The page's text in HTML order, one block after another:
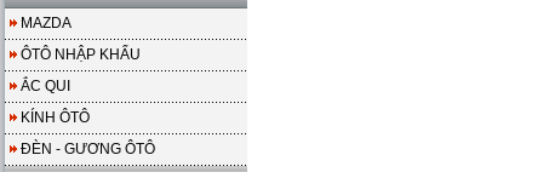
MAZDA
ÔTÔ NHẬP KHẨU
ẮC QUI
KÍNH ÔTÔ
ĐÈN - GƯƠNG ÔTÔ